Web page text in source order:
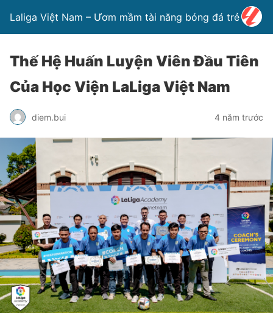
Laliga Việt Nam – Ươm mầm tài năng bóng đá trẻ
Thế Hệ Huấn Luyện Viên Đầu Tiên
Của Học Viện LaLiga Việt Nam
diem.bui 4 năm trước